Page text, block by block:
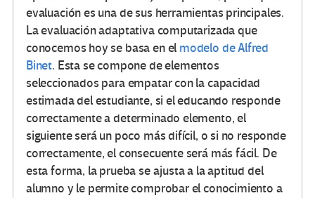
evaluación es una de sus herramientas principales.
La evaluación adaptativa computarizada que
conocemos hoy se basa en el modelo de Alfred
Binet. Esta se compone de elementos
seleccionados para empatar con la capacidad
estimada del estudiante, si el educando responde
correctamente a determinado elemento, el
siguiente será un poco más difícil, o si no responde
correctamente, el consecuente será más fácil. De
esta forma, la prueba se ajusta a la aptitud del
alumno y le permite comprobar el conocimiento a